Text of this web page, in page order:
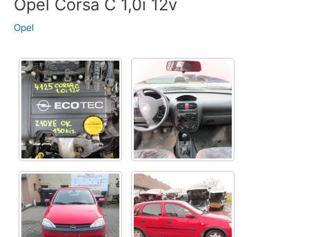
Opel Corsa C 1,0i 12v
Opel